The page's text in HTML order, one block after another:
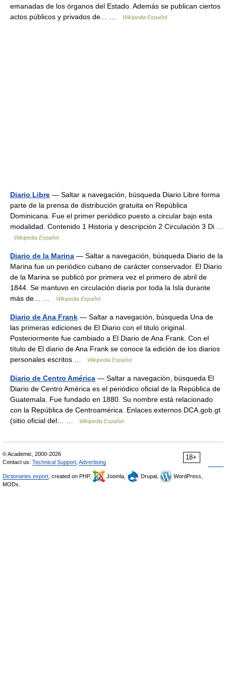
emanadas de los órganos del Estado. Además se publican ciertos
actos públicos y privados de… …
Wikipedia Español
Diario Libre — Saltar a navegación, búsqueda Diario Libre forma
parte de la prensa de distribución gratuita en República
Dominicana. Fue el primer periódico puesto a circular bajo esta
modalidad. Contenido 1 Historia y descripción 2 Circulación 3 Di …
Wikipedia Español
Diario de la Marina — Saltar a navegación, búsqueda Diario de la
Marina fue un periódico cubano de carácter conservador. El Diario
de la Marina se publicó por primera vez el primero de abril de
1844. Se mantuvo en circulación diaria por toda la Isla durante
más de… …
Wikipedia Español
Diario de Ana Frank — Saltar a navegación, búsqueda Una de
las primeras ediciones de El Diario con el titulo original.
Posteriormente fue cambiado a El Diario de Ana Frank. Con el
título de El diario de Ana Frank se conoce la edición de los diarios
personales escritos …
Wikipedia Español
Diario de Centro América — Saltar a navegación, búsqueda El
Diario de Centro América es el periódico oficial de la República de
Guatemala. Fue fundado en 1880. Su nombre está relacionado
con la República de Centroamérica. Enlaces externos DCA.gob.gt
(sitio oficial del… …
Wikipedia Español
18+
© Academic, 2000-2026
Contact us: Technical Support Advertising
Dictionaries export , created on PHP, Joomla, Drupal,
WordPress,
MODx.